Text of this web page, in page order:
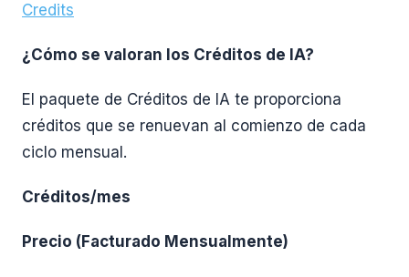
Credits
¿Cómo se valoran los Créditos de IA?
El paquete de Créditos de IA te proporciona
créditos que se renuevan al comienzo de cada
ciclo mensual.
Créditos/mes
Precio (Facturado Mensualmente)